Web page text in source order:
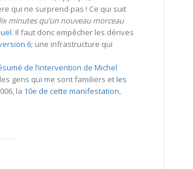
qui ne surprend pas ! Ce qui suit
minutes qu’un nouveau morceau
. Il faut donc empêcher les dérives
6; une infrastructure qui
de l’intervention de Michel
gens qui me sont familiers etles
la 10e de cette manifestation,